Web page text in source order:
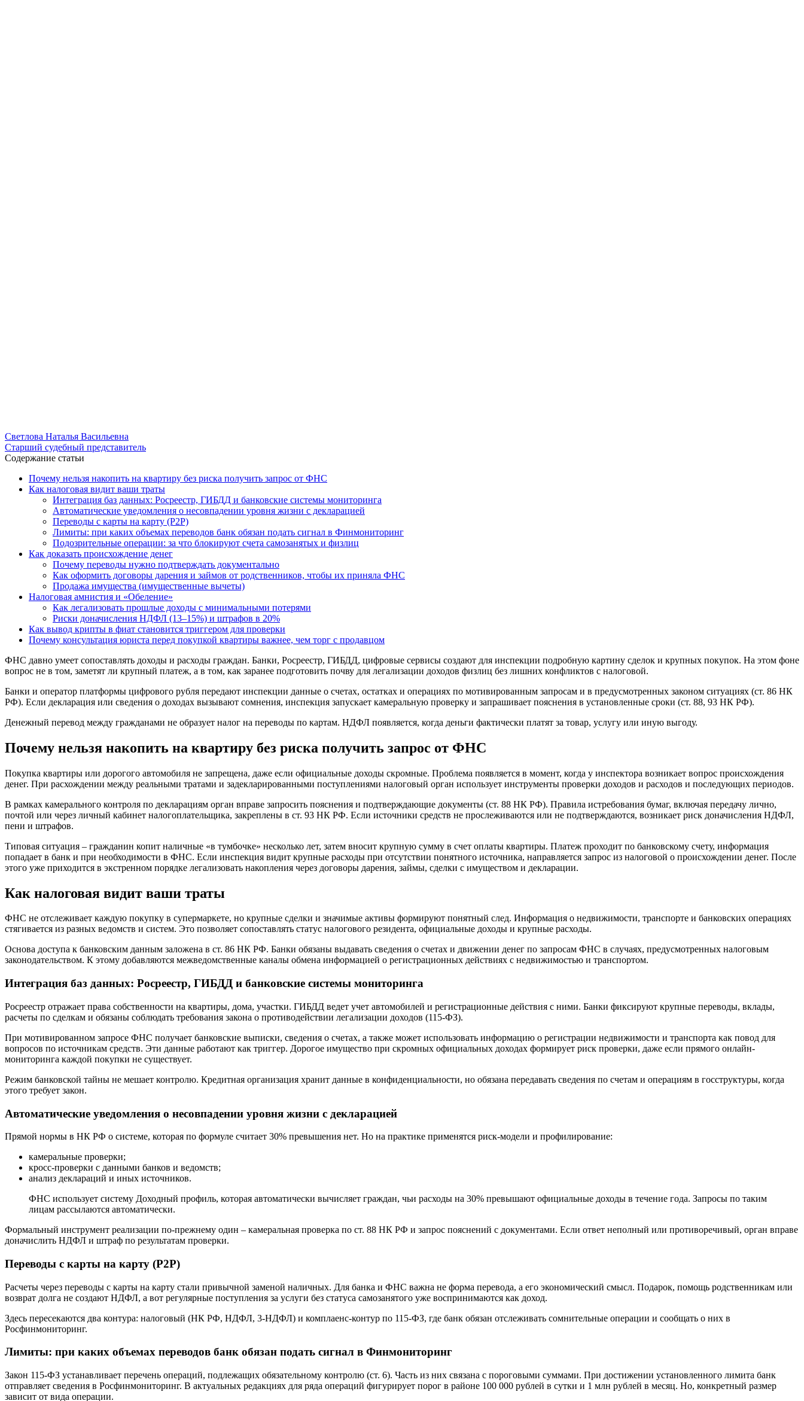
Светлова Наталья Васильевна
Старший судебный представитель
Содержание статьи
Почему нельзя накопить на квартиру без риска получить запрос от ФНС
Как налоговая видит ваши траты
Интеграция баз данных: Росреестр, ГИБДД и банковские системы мониторинга
Автоматические уведомления о несовпадении уровня жизни с декларацией
Переводы с карты на карту (P2P)
Лимиты: при каких объемах переводов банк обязан подать сигнал в Финмониторинг
Подозрительные операции: за что блокируют счета самозанятых и физлиц
Как доказать происхождение денег
Почему переводы нужно подтверждать документально
Как оформить договоры дарения и займов от родственников, чтобы их приняла ФНС
Продажа имущества (имущественные вычеты)
Налоговая амнистия и «Обеление»
Как легализовать прошлые доходы с минимальными потерями
Риски доначисления НДФЛ (13–15%) и штрафов в 20%
Как вывод крипты в фиат становится триггером для проверки
Почему консультация юриста перед покупкой квартиры важнее, чем торг с продавцом
ФНС давно умеет сопоставлять доходы и расходы граждан. Банки, Росреестр, ГИБДД, цифровые сервисы создают для инспекции подробную картину сделок и крупных покупок. На этом фоне
вопрос не в том, заметят ли крупный платеж, а в том, как заранее подготовить почву для легализации доходов физлиц без лишних конфликтов с налоговой.
Банки и оператор платформы цифрового рубля передают инспекции данные о счетах, остатках и операциях по мотивированным запросам и в предусмотренных законом ситуациях (ст. 86 НК
РФ). Если декларация или сведения о доходах вызывают сомнения, инспекция запускает камеральную проверку и запрашивает пояснения в установленные сроки (ст. 88, 93 НК РФ).
Денежный перевод между гражданами не образует налог на переводы по картам. НДФЛ появляется, когда деньги фактически платят за товар, услугу или иную выгоду.
Почему нельзя накопить на квартиру без риска получить запрос от ФНС
Покупка квартиры или дорогого автомобиля не запрещена, даже если официальные доходы скромные. Проблема появляется в момент, когда у инспектора возникает вопрос происхождения
денег. При расхождении между реальными тратами и задекларированными поступлениями налоговый орган использует инструменты проверки доходов и расходов и последующих периодов.
В рамках камерального контроля по декларациям орган вправе запросить пояснения и подтверждающие документы (ст. 88 НК РФ). Правила истребования бумаг, включая передачу лично,
почтой или через личный кабинет налогоплательщика, закреплены в ст. 93 НК РФ. Если источники средств не прослеживаются или не подтверждаются, возникает риск доначисления НДФЛ,
пени и штрафов.
Типовая ситуация – гражданин копит наличные «в тумбочке» несколько лет, затем вносит крупную сумму в счет оплаты квартиры. Платеж проходит по банковскому счету, информация
попадает в банк и при необходимости в ФНС. Если инспекция видит крупные расходы при отсутствии понятного источника, направляется запрос из налоговой о происхождении денег. После
этого уже приходится в экстренном порядке легализовать накопления через договоры дарения, займы, сделки с имуществом и декларации.
Как налоговая видит ваши траты
ФНС не отслеживает каждую покупку в супермаркете, но крупные сделки и значимые активы формируют понятный след. Информация о недвижимости, транспорте и банковских операциях
стягивается из разных ведомств и систем. Это позволяет сопоставлять статус налогового резидента, официальные доходы и крупные расходы.
Основа доступа к банковским данным заложена в ст. 86 НК РФ. Банки обязаны выдавать сведения о счетах и движении денег по запросам ФНС в случаях, предусмотренных налоговым
законодательством. К этому добавляются межведомственные каналы обмена информацией о регистрационных действиях с недвижимостью и транспортом.
Интеграция баз данных: Росреестр, ГИБДД и банковские системы мониторинга
Росреестр отражает права собственности на квартиры, дома, участки. ГИБДД ведет учет автомобилей и регистрационные действия с ними. Банки фиксируют крупные переводы, вклады,
расчеты по сделкам и обязаны соблюдать требования закона о противодействии легализации доходов (115‑ФЗ).
При мотивированном запросе ФНС получает банковские выписки, сведения о счетах, а также может использовать информацию о регистрации недвижимости и транспорта как повод для
вопросов по источникам средств. Эти данные работают как триггер. Дорогое имущество при скромных официальных доходах формирует риск проверки, даже если прямого онлайн-
мониторинга каждой покупки не существует.
Режим банковской тайны не мешает контролю. Кредитная организация хранит данные в конфиденциальности, но обязана передавать сведения по счетам и операциям в госструктуры, когда
этого требует закон.
Автоматические уведомления о несовпадении уровня жизни с декларацией
Прямой нормы в НК РФ о системе, которая по формуле считает 30% превышения нет. Но на практике применятся риск‑модели и профилирование:
камеральные проверки;
кросс‑проверки с данными банков и ведомств;
анализ деклараций и иных источников.
ФНС использует систему Доходный профиль, которая автоматически вычисляет граждан, чьи расходы на 30% превышают официальные доходы в течение года. Запросы по таким
лицам рассылаются автоматически.
Формальный инструмент реализации по‑прежнему один – камеральная проверка по ст. 88 НК РФ и запрос пояснений с документами. Если ответ неполный или противоречивый, орган вправе
доначислить НДФЛ и штраф по результатам проверки.
Переводы с карты на карту (P2P)
Расчеты через переводы с карты на карту стали привычной заменой наличных. Для банка и ФНС важна не форма перевода, а его экономический смысл. Подарок, помощь родственникам или
возврат долга не создают НДФЛ, а вот регулярные поступления за услуги без статуса самозанятого уже воспринимаются как доход.
Здесь пересекаются два контура: налоговый (НК РФ, НДФЛ, 3‑НДФЛ) и комплаенс‑контур по 115‑ФЗ, где банк обязан отслеживать сомнительные операции и сообщать о них в
Росфинмониторинг.
Лимиты: при каких объемах переводов банк обязан подать сигнал в Финмониторинг
Закон 115‑ФЗ устанавливает перечень операций, подлежащих обязательному контролю (ст. 6). Часть из них связана с пороговыми суммами. При достижении установленного лимита банк
отправляет сведения в Росфинмониторинг. В актуальных редакциях для ряда операций фигурирует порог в районе 100 000 рублей в сутки и 1 млн рублей в месяц. Но, конкретный размер
зависит от вида операции.